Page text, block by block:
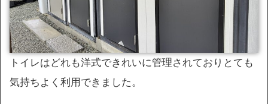
トイレはどれも洋式できれいに管理されておりとても
気持ちよく利用できました。